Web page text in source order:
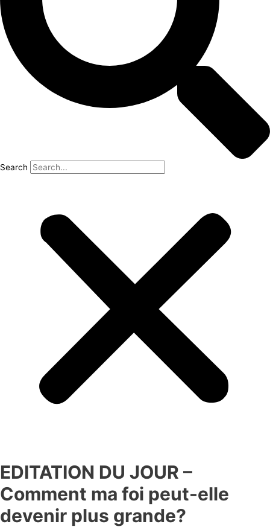
Search
EDITATION DU JOUR –
Comment ma foi peut-elle
devenir plus grande?